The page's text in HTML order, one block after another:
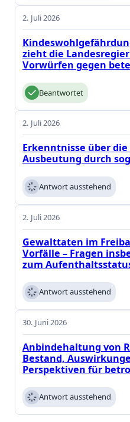
zieht die
Vorwürfen gegen
2. Juli 2026
Beantwortet
Erkenntnisse über
Ausbeutung durch
2. Juli 2026
Antwort ausstehend
Gewalttaten im
Vorfälle – Fragen
zum
Schlachtbetriebs
2. Juli 2026
Antwort ausstehend
Anbindehaltung von
Bestand,
Perspektiven für
30. Juni 2026
Antwort ausstehend